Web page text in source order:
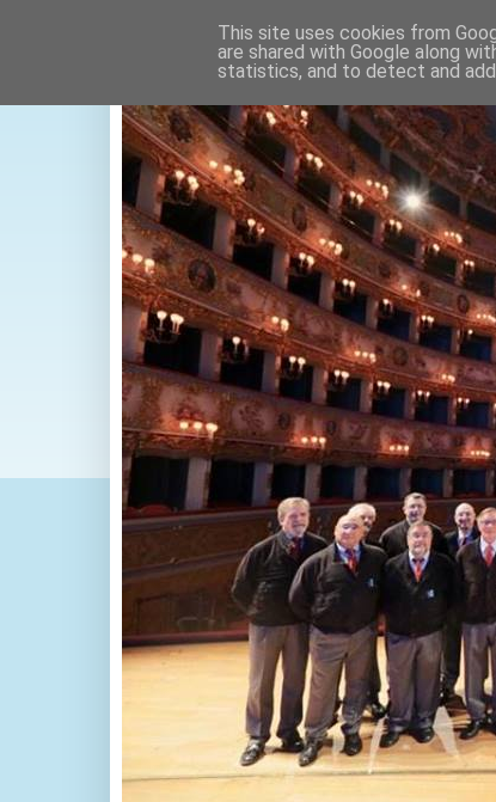
This site uses cookies from
are shared with Google along
statistics, and to detect and